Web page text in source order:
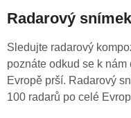
Radarový
Sledujte radarový
poznáte odkud se k
Evropě prší. Radarový
100 radarů po celé